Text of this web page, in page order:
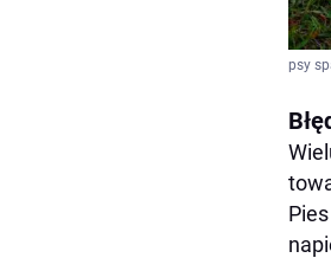
psy